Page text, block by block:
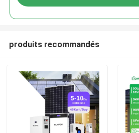
SOUMETTRE
produits recommandés